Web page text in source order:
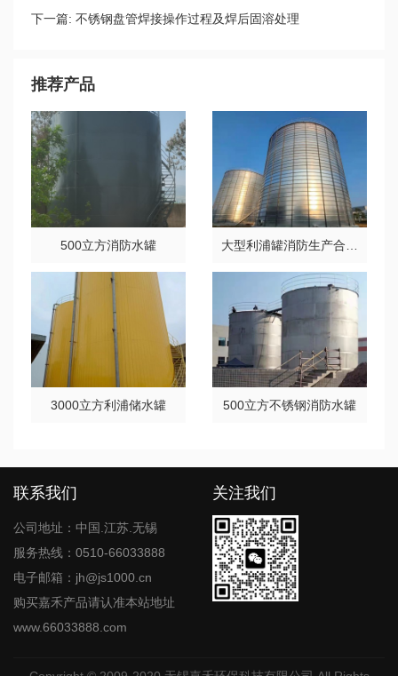
下一篇: 不锈钢盘管焊接操作过程及焊后固溶处理
推荐产品
500立方消防水罐
3000立方利浦储水罐 500立方不锈钢消防水罐
联系我们
公司地址：中国.江苏.无锡
服务热线：0510-66033888
电子邮箱：jh@js1000.cn
购买嘉禾产品请认准本站地址
www.66033888.com
关注我们